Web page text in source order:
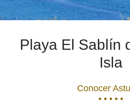
Playa El Sablín
Isla
Conocer
• • • • •